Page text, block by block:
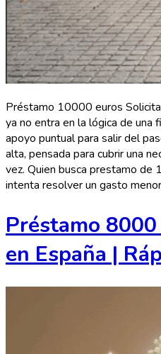
Préstamo 10000 euros
ya no entra en la lógica de una
apoyo puntual para salir del
alta, pensada para cubrir una
vez. Quien busca prestamo
intenta resolver un gasto
Préstamo
en España |